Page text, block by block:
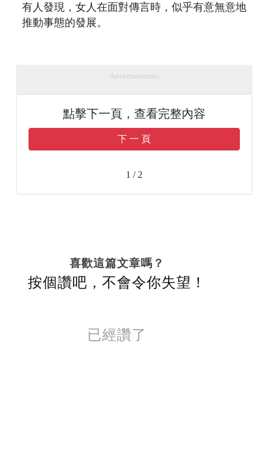
有人發現，女人在面對傳言時，似乎有意無意地
推動事態的發展。
Advertisements
點擊下一頁，查看完整內容
下 一 頁
1 / 2
喜歡這篇文章嗎？
按個讚吧，不會令你失望！
已經讚了